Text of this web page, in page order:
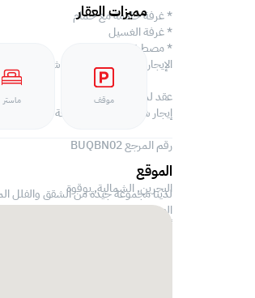
* غرفة خادمة مع حمام
* غرفة الغسيل
* مصطبة
الإيجار: 1000 دينار بحريني شامل سقف إيوا 100 دينار بحريني
عقد لمدة سنة على الأقل
إيجار شهرين مقدمًا و وديعة تأمين لمدة
رقم المرجع BUQBN02
لدينا مجموعة جيدة من الشقق والفلل
العقارات التي تمت ترقيتها وتحديثها في
أفراد البحرية أو عائلات نعتبر عملائنا
مميزات العقار
موقف ماستر
الموقع
البحرين, الشمالية,بوقوة